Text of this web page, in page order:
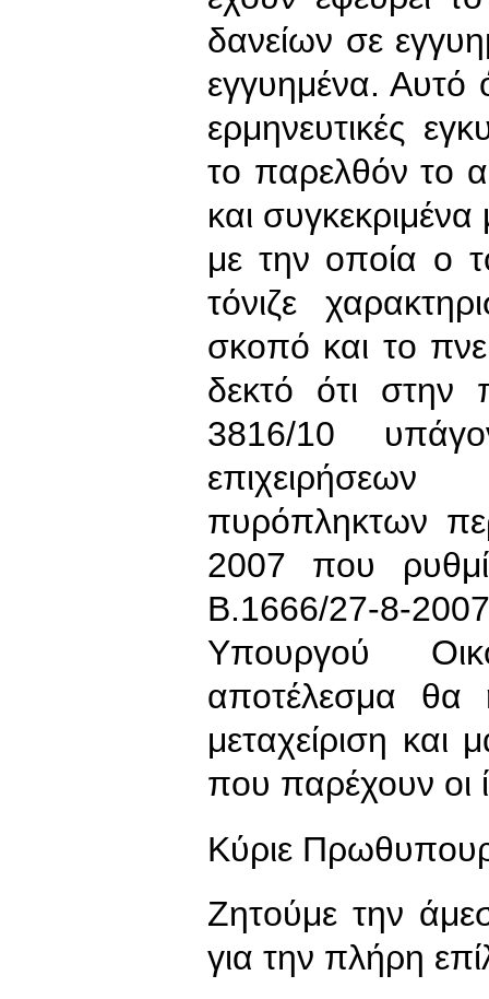
δανείων σε
εγγυημένα. Αυτό
ερμηνευτικές
το παρελθόν το
και
με την οποία ο
τόνιζε
σκοπό και το
δεκτό ότι
3816/10
πυρόπληκτων
2007 που
Β.1666/27-8-
Υπουργού
αποτέλεσμα θα
μεταχείριση και
που παρέχουν οι
Κύριε
Ζητούμε την
για την πλήρη